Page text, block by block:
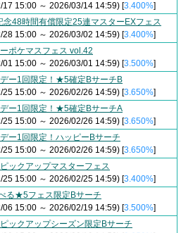
17 15:00 ～ 2026/03/14 14:59) [3.400%]
念48時間有償限定25連マスターEXフェス
28 15:00 ～ 2026/03/02 14:59) [3.400%]
ポケマスフェス vol.42
01 15:00 ～ 2026/03/01 14:59) [3.500%]
ー1回限定！★5確定BサーチB
25 15:00 ～ 2026/02/26 14:59) [3.650%]
ー1回限定！★5確定BサーチA
25 15:00 ～ 2026/02/26 14:59) [3.650%]
ー1回限定！ハッピーBサーチ
25 15:00 ～ 2026/02/26 14:59) [3.650%]
ックアップマスターフェス
25 15:00 ～ 2026/02/25 14:59) [3.400%]
る★5フェス限定Bサーチ
06 15:00 ～ 2026/02/19 14:59) [3.500%]
ックアップシーズン限定Bサーチ